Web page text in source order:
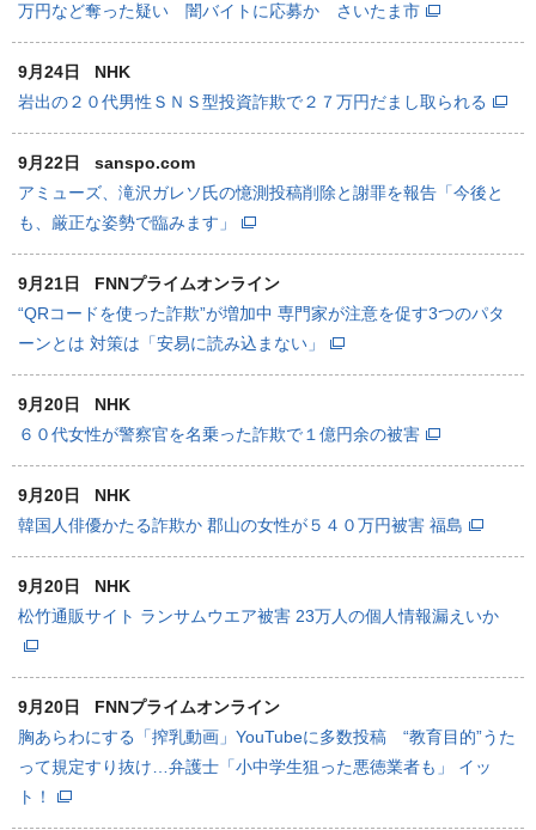
万円など奪った疑い 闇バイトに応募か さいたま市
9月24日
NHK
岩出の２０代男性ＳＮＳ型投資詐欺で２７万円だまし取られる
9月22日
sanspo.com
アミューズ、滝沢ガレソ氏の憶測投稿削除と謝罪を報告「今後と
も、厳正な姿勢で臨みます」
9月21日
FNNプライムオンライン
“QRコードを使った詐欺”が増加中 専門家が注意を促す3つのパタ
ーンとは 対策は「安易に読み込まない」
9月20日
NHK
６０代女性が警察官を名乗った詐欺で１億円余の被害
9月20日
NHK
韓国人俳優かたる詐欺か 郡山の女性が５４０万円被害 福島
9月20日
NHK
松竹通販サイト ランサムウエア被害 23万人の個人情報漏えいか
9月20日
FNNプライムオンライン
胸あらわにする「搾乳動画」YouTubeに多数投稿 “教育目的”うた
って規定すり抜け…弁護士「小中学生狙った悪徳業者も」 イッ
ト！